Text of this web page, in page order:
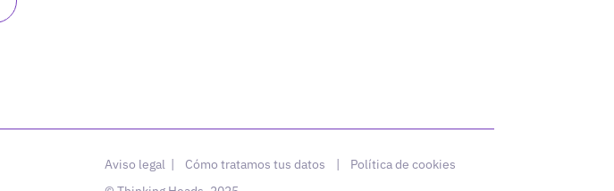
Aviso legal | Cómo tratamos tus datos | Política de cookies